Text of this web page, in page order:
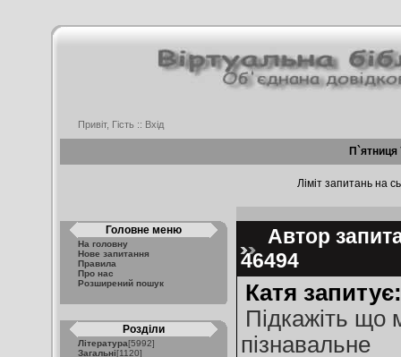
Привіт, Гість :: Вхід
П`ятниця
Ліміт запитань на
Головне меню
На головну
Нове запитання
Правила
Про нас
Розширений пошук
Розділи
Література[5992]
Загальні[1120]
Автор
46494
Катя запитує:
Підкажіть
пізнавальне